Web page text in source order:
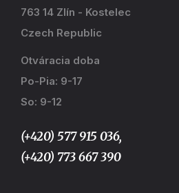
763 14 Zlín - Kostelec
Czech Republic
Otváracia doba
Po-Pia: 9-17
So: 9-12
(+420) 577 915 036,
(+420) 773 667 390